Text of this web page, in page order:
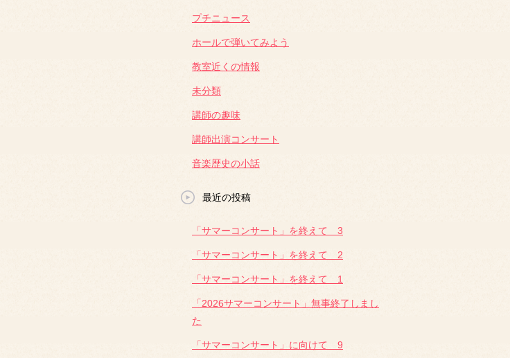
プチニュース
ホールで弾いてみよう
教室近くの情報
未分類
講師の趣味
講師出演コンサート
音楽歴史の小話
最近の投稿
「サマーコンサート」を終えて 3
「サマーコンサート」を終えて 2
「サマーコンサート」を終えて 1
「2026サマーコンサート」無事終了しまし
た
「サマーコンサート」に向けて 9